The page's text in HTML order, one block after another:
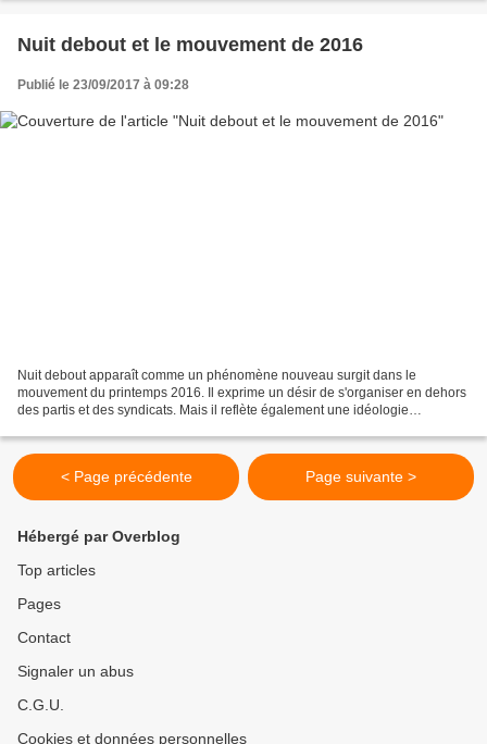
Nuit debout et le mouvement de 2016
Publié le 23/09/2017 à 09:28
Nuit debout apparaît comme un phénomène nouveau surgit dans le
mouvement du printemps 2016. Il exprime un désir de s'organiser en dehors
des partis et des syndicats. Mais il reflète également une idéologie
< Page précédente Page suivante >
Hébergé par Overblog
Top articles
Pages
Contact
Signaler un abus
C.G.U.
Cookies et données personnelles